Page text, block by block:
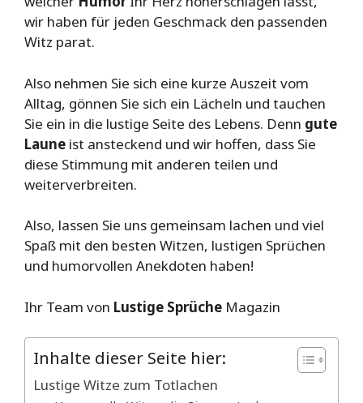
wir haben für jeden Geschmack den passenden
Witz parat.
Also nehmen Sie sich eine kurze Auszeit vom
Alltag, gönnen Sie sich ein Lächeln und tauchen
Sie ein in die lustige Seite des Lebens. Denn gute
Laune ist ansteckend und wir hoffen, dass Sie
diese Stimmung mit anderen teilen und
weiterverbreiten.
Also, lassen Sie uns gemeinsam lachen und viel
Spaß mit den besten Witzen, lustigen Sprüchen
und humorvollen Anekdoten haben!
Ihr Team von Lustige Sprüche Magazin
Inhalte dieser Seite hier:
Lustige Witze zum Totlachen